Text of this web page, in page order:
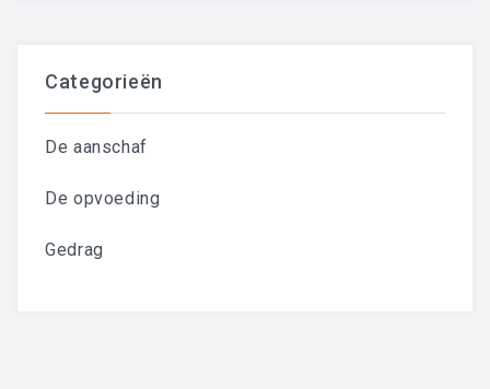
Categorieën
De aanschaf
De opvoeding
Gedrag